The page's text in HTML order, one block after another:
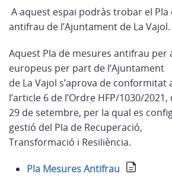
A aquest espai podràs trobar el Pla
antifrau de l’Ajuntament de La Vajol.
Aquest Pla de mesures antifrau per
europeus per part de l’Ajuntament
de La Vajol s’aprova de conformitat
l’article 6 de l’Ordre HFP/1030/2021,
29 de setembre, per la qual es
gestió del Pla de Recuperació,
Transformació i Resiliència.
Pla Mesures Antifrau